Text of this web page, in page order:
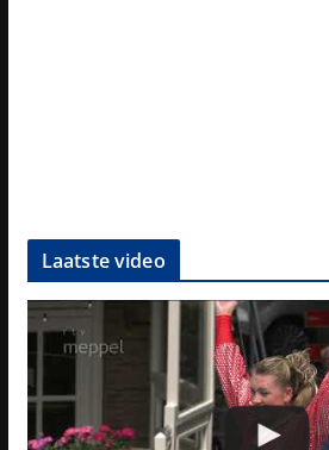
Laatste video